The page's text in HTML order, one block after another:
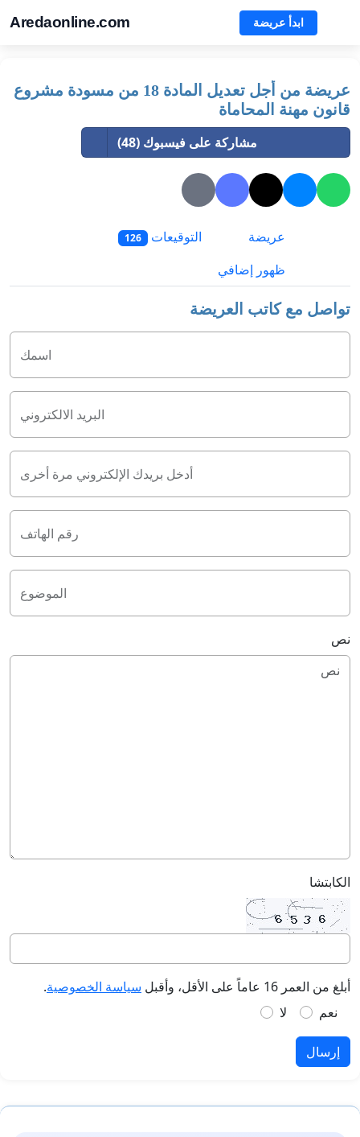
Aredaonline.com ابدأ عريضة
عريضة من أجل تعديل المادة 18 من مسودة مشروع
قانون مهنة المحاماة
مشاركة على فيسبوك (48)
عريضة التوقيعات 126
ظهور إضافي
تواصل مع كاتب العريضة
اسمك
البريد الالكتروني
أدخل بريدك الإلكتروني مرة أخرى
رقم الهاتف
الموضوع
نص
الكابتشا
أبلغ من العمر 16 عاماً على الأقل، وأقبل سياسة الخصوصية.
نعم
لا
إرسال